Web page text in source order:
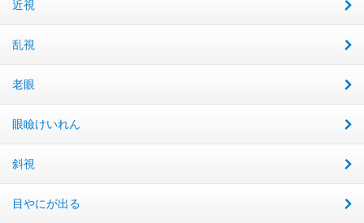
近視
乱視
老眼
眼瞼けいれん
斜視
目やにが出る